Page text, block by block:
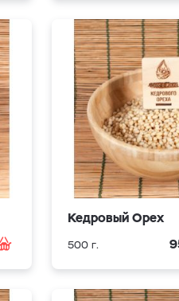
Кедровый Орех
500 г.